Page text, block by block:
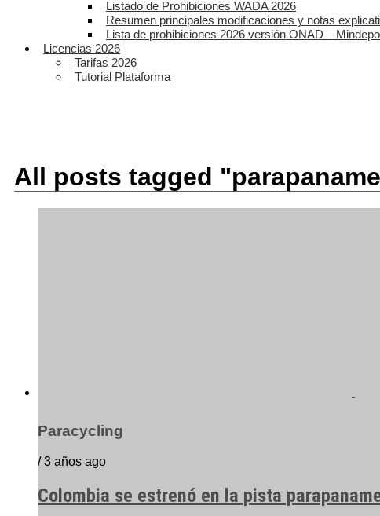
Listado de Prohibiciones WADA 2026
Resumen principales modificaciones y notas
Lista de prohibiciones 2026 versión ONAD –
Licencias 2026
Tarifas 2026
Tutorial Plataforma
All posts tagged
Paracycling
/ 3 años ago
Colombia se estrenó en la pista